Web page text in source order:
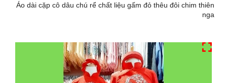
Áo dài cặp cô dâu chú rể chất liệu gấm đỏ thêu đôi chim thiên
nga